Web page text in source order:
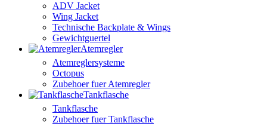
ADV Jacket
Wing Jacket
Technische Backplate & Wings
Gewichtguertel
Atemregler
Atemreglersysteme
Octopus
Zubehoer fuer Atemregler
Tankflasche
Tankflasche
Zubehoer fuer Tankflasche